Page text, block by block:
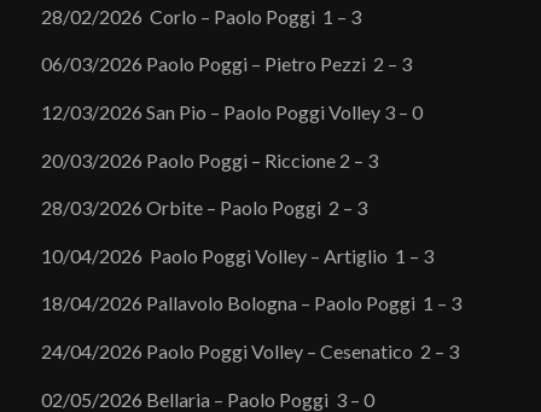
28/02/2026 Corlo – Paolo Poggi 1 – 3
06/03/2026 Paolo Poggi – Pietro Pezzi 2 – 3
12/03/2026 San Pio – Paolo Poggi Volley 3 – 0
20/03/2026 Paolo Poggi – Riccione 2 – 3
28/03/2026 Orbite – Paolo Poggi 2 – 3
10/04/2026 Paolo Poggi Volley – Artiglio 1 – 3
18/04/2026 Pallavolo Bologna – Paolo Poggi 1 – 3
24/04/2026 Paolo Poggi Volley – Cesenatico 2 – 3
02/05/2026 Bellaria – Paolo Poggi 3 – 0